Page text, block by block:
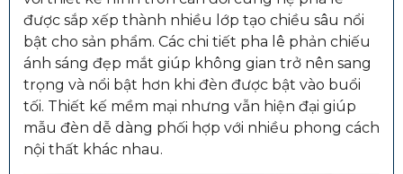
được sắp xếp thành nhiều lớp tạo chiều sâu nổi
bật cho sản phẩm. Các chi tiết pha lê phản chiếu
ánh sáng đẹp mắt giúp không gian trở nên sang
trọng và nổi bật hơn khi đèn được bật vào buổi
tối. Thiết kế mềm mại nhưng vẫn hiện đại giúp
mẫu đèn dễ dàng phối hợp với nhiều phong cách
nội thất khác nhau.